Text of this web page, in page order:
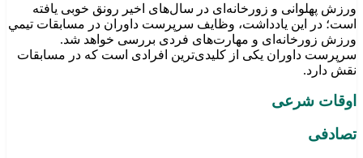
ورزش پهلوانی و زورخانه‌ای در سال‌های اخیر رونق خوبی یافته
است؛ در این یادداشت، وظایف سرپرست داوران در مسابقات تیمي
ورزش زورخانه‌ای و مهارت‌های فردی بررسی خواهد شد.
سرپرست داوران یکی از کلیدی‌ترین افرادی است که در مسابقات
نقش دارد.
اوقات شرعی
تصادفی